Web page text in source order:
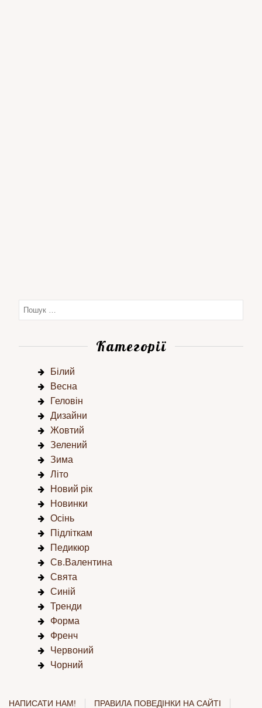
Категорії
Білий
Весна
Геловін
Дизайни
Жовтий
Зелений
Зима
Літо
Новий рік
Новинки
Осінь
Підліткам
Педикюр
Св.Валентина
Свята
Синій
Тренди
Форма
Френч
Червоний
Чорний
НАПИСАТИ НАМ! ПРАВИЛА ПОВЕДІНКИ НА САЙТІ